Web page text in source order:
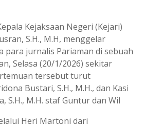
Kejaksaan Negeri (Kejari)
S.H., M.H, menggelar
para jurnalis Pariaman di sebuah
Selasa (20/1/2026) sekitar
tersebut turut
Bustari, S.H., M.H., dan Kasi
S.H., M.H. staf Guntur dan Wil
Heri Martoni dari